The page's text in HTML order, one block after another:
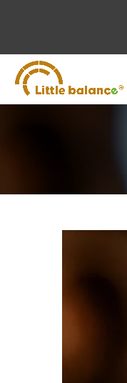
content